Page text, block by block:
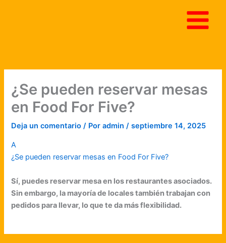
¿Se pueden reservar mesas
en Food For Five?
Deja un comentario / Poradmin/septiembre 14, 2025
A
¿Se pueden reservar mesas en Food For Five?
Sí, puedes reservar mesa en los restaurantes asociados.
Sin embargo, la mayoría de locales también trabajan con
pedidos para llevar, lo que te da más flexibilidad.